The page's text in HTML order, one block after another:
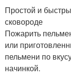
Простой и
сковороде
Пожарить
или
пельмени по
начинкой.